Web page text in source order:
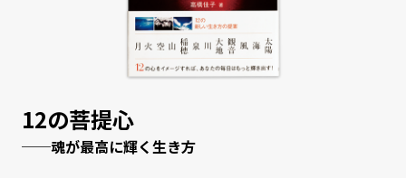
12の菩提心
──魂が最高に輝く生き方